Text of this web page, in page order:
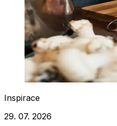
Inspirace
29. 07. 2026